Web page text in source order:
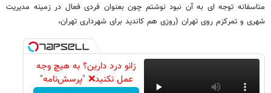
متاسفانه توجه ای به آن نبود نوشتم چون بعنوان فردی فعال در زمینه مدیریت
شهری و تمرکزم روی تهران (روزی هم کاندید برای شهرداری تهران،
زانو درد دارین؟ به هیچ وجه
عمل نکنید❌ "پرسش‌نامه"